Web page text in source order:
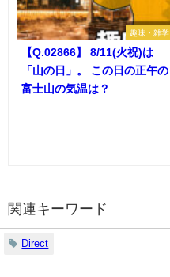
趣味・雑学
【Q.02866】 8/11(火祝)は
「山の日」。 この日の正午の
富士山の気温は？
関連キーワード
Direct